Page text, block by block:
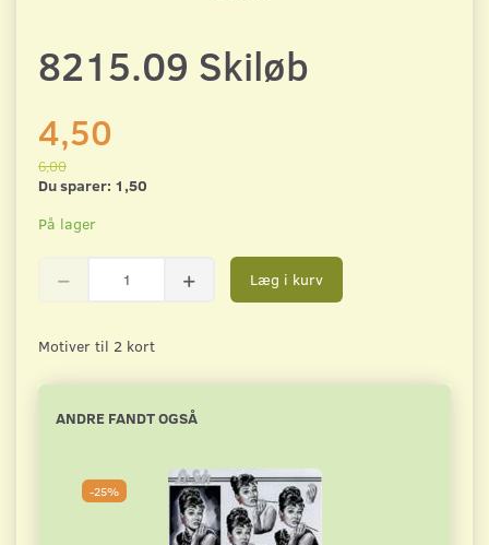
8215.09 Skiløb
4,50
6,00
Du sparer: 1,50
På lager
Læg i kurv
Motiver til 2 kort
ANDRE FANDT OGSÅ
-25%